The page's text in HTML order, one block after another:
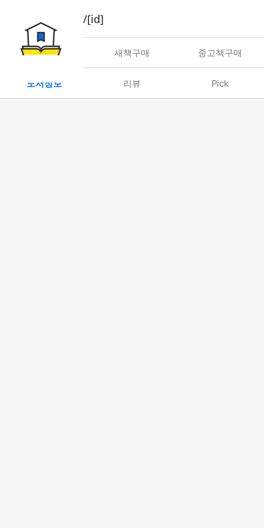
book/rent/[id]
대여 새책구매 중고책구매
도서정보 리뷰 Pick